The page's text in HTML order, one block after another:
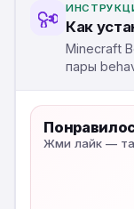
Как
Minecraft
пары
Жми лайк —